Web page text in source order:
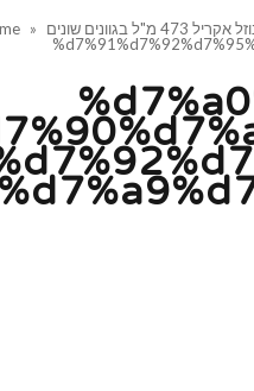
» אקריל 473 מ"ל בגוונים שונים